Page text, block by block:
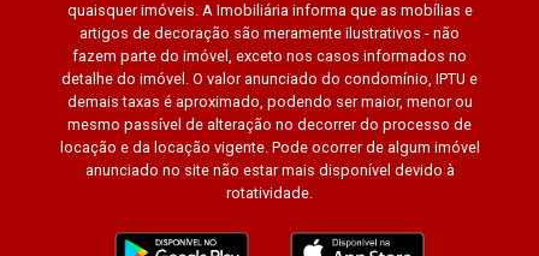
quaisquer imóveis. A Imobiliária informa que as mobílias e
artigos de decoração são meramente ilustrativos - não
fazem parte do imóvel, exceto nos casos informados no
detalhe do imóvel. O valor anunciado do condomínio, IPTU e
demais taxas é aproximado, podendo ser maior, menor ou
mesmo passível de alteração no decorrer do processo de
locação e da locação vigente. Pode ocorrer de algum imóvel
anunciado no site não estar mais disponível devido à
rotatividade.